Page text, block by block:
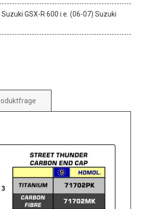
GSX-R 600 i.e. (06-07) Suzuki